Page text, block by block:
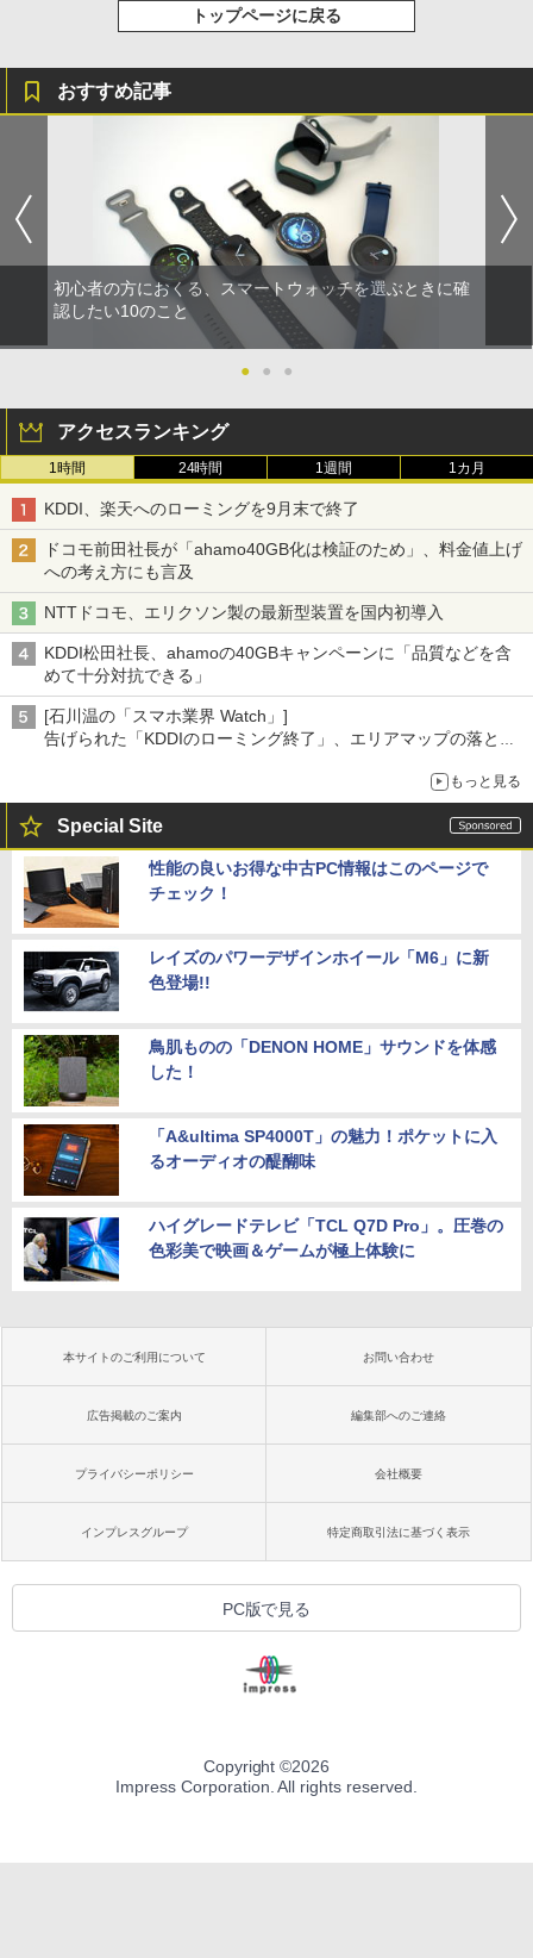
トップページに戻る
おすすめ記事
初心者の方におくる、スマートウォッチを選ぶときに確
認したい10のこと
● ● ●
アクセスランキング
1時間 24時間 1週間 1カ月
KDDI、楽天へのローミングを9月末で終了
ドコモ前田社長が「ahamo40GB化は検証のため」、料金値上げ
への考え方にも言及
NTTドコモ、エリクソン製の最新型装置を国内初導入
KDDI松田社長、ahamoの40GBキャンペーンに「品質などを含
めて十分対抗できる」
[石川温の「スマホ業界 Watch」]
告げられた「KDDIのローミング終了」、エリアマップの落とし
もっと見る
Special Site
性能の良いお得な中古PC情報はこのページで
チェック！
レイズのパワーデザインホイール「M6」に新
色登場!!
鳥肌ものの「DENON HOME」サウンドを体感
した！
「A&ultima SP4000T」の魅力！ポケットに入
るオーディオの醍醐味
ハイグレードテレビ「TCL Q7D Pro」。圧巻の
色彩美で映画＆ゲームが極上体験に
本サイトのご利用について お問い合わせ
広告掲載のご案内 編集部へのご連絡
プライバシーポリシー 会社概要
インプレスグループ 特定商取引法に基づく表示
PC版で見る
Copyright ©2026
Impress Corporation. All rights reserved.